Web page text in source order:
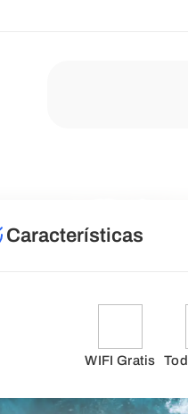
Características
WIFI Gratis